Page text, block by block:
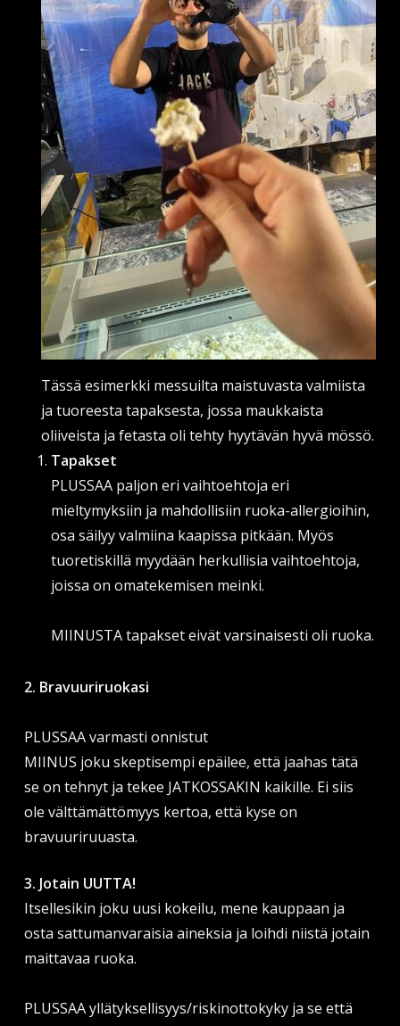
Tässä esimerkki messuilta maistuvasta valmiista
ja tuoreesta tapaksesta, jossa maukkaista
oliiveista ja fetasta oli tehty hyytävän hyvä mössö.
Tapakset
PLUSSAA paljon eri vaihtoehtoja eri
mieltymyksiin ja mahdollisiin ruoka-allergioihin,
osa säilyy valmiina kaapissa pitkään. Myös
tuoretiskillä myydään herkullisia vaihtoehtoja,
joissa on omatekemisen meinki.
MIINUSTA tapakset eivät varsinaisesti oli ruoka.
2. Bravuuriruokasi
PLUSSAA varmasti onnistut
MIINUS joku skeptisempi epäilee, että jaahas tätä
se on tehnyt ja tekee JATKOSSAKIN kaikille. Ei siis
ole välttämättömyys kertoa, että kyse on
bravuuriruuasta.
3. Jotain UUTTA!
Itsellesikin joku uusi kokeilu, mene kauppaan ja
osta sattumanvaraisia aineksia ja loihdi niistä jotain
maittavaa ruoka.
PLUSSAA yllätyksellisyys/riskinottokyky ja se että